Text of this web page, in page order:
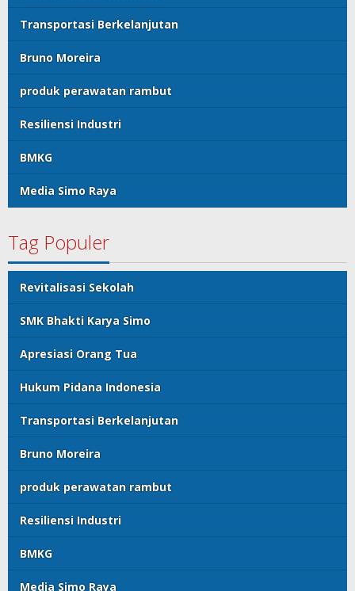
Transportasi Berkelanjutan
Bruno Moreira
produk perawatan rambut
Resiliensi Industri
BMKG
Media Simo Raya
Tag Populer
Revitalisasi Sekolah
SMK Bhakti Karya Simo
Apresiasi Orang Tua
Hukum Pidana Indonesia
Transportasi Berkelanjutan
Bruno Moreira
produk perawatan rambut
Resiliensi Industri
BMKG
Media Simo Raya